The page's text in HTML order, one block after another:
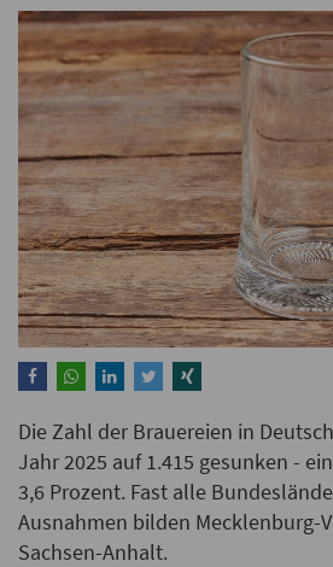
Die Zahl der Brauereien in
Jahr 2025 auf 1.415 gesunken -
3,6 Prozent. Fast alle
Ausnahmen bilden Mecklenburg-
Sachsen-Anhalt.